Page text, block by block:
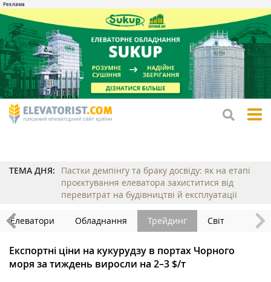
ТЕМА ДНЯ:
Пастки демпінгу та браку досвіду: як на етапі
проєктування елеватора захиститися від
перевитрат на будівництві й експлуатації
Елеватори Обладнання Трейдинг Світ
Експортні ціни на кукурудзу в портах Чорного
моря за тиждень виросли на 2–3 $/т